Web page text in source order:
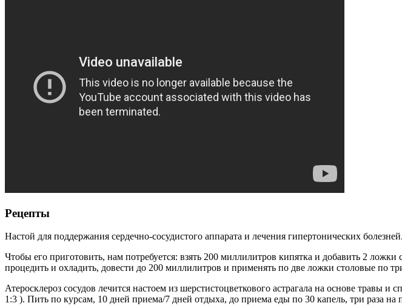
Рецепты
Настой для поддержания сердечно-сосудистого аппарата и лечения гипертонических болезней.
Чтобы его приготовить, нам потребуется: взять 200 миллилитров кипятка и добавить 2
процедить и охладить, довести до 200 миллилитров и применять по две ложки столовые по
Атеросклероз сосудов лечится настоем из шерстистоцветкового астрагала на основе
1:3 ). Пить по курсам, 10 дней приема/7 дней отдыха, до приема еды по 30 капель, три раза на